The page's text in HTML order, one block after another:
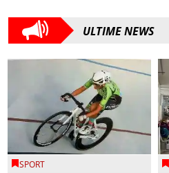
ULTIME NEWS
SPORT